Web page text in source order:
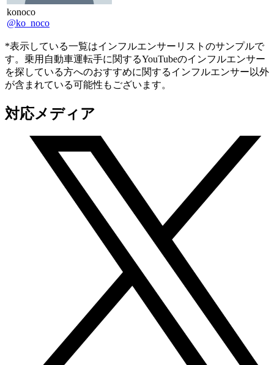
konoco
@ko_noco
*表示している一覧はインフルエンサーリストのサンプルで
す。乗用自動車運転手に関するYouTubeのインフルエンサー
を探している方へのおすすめに関するインフルエンサー以外
が含まれている可能性もございます。
対応メディア